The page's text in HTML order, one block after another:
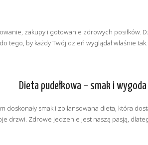
zakupy i gotowanie zdrowych
by każdy Twój dzień wyglądał właśnie
Dieta pudełkowa – smak i
smak i zbilansowana dieta, która
drzwi. Zdrowe jedzenie jest naszą pasją,